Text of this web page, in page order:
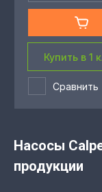
Купить в 1
Сравнить
Насосы
продукции